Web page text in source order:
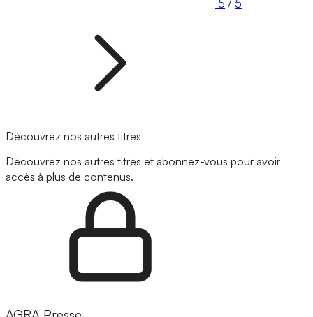
5 / 5
Découvrez nos autres titres
Découvrez nos autres titres et abonnez-vous pour avoir
accès à plus de contenus.